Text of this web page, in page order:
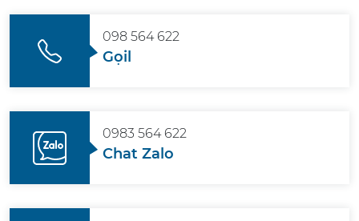
098 564 622
Gọil
0983 564 622
Chat Zalo